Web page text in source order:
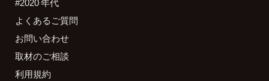
よくあるご質問
お問い合わせ
取材のご相談
利用規約